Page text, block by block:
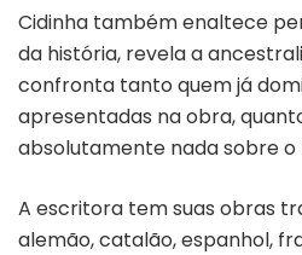
Cidinha também enaltece
da história, revela a
confronta tanto quem já
apresentadas na obra,
absolutamente nada sobre o
A escritora tem suas obras
alemão, catalão, espanhol,